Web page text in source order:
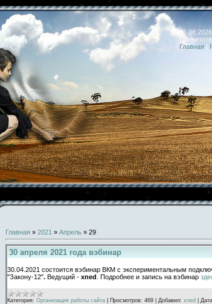
Главная |
Главная » 2021 » Апрель » 29
30 апреля 2021 года вэбинар
30.04.2021 состоится вэбинар ВКМ с экспериментальным
"Закону-12". Ведущий - xned . Подробнее и запись на вэбинар
Категория: Организация работы сайта Просмотров: 469 Добавил: xned